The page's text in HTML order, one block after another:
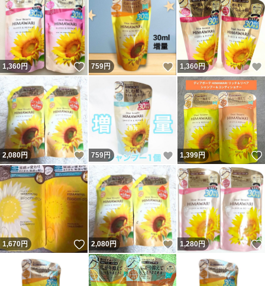
1,360円 いいね！
759円 いいね！
1,360円
2,080円 いいね！
759円 いいね！
1,399円
1,670円 いいね！
2,080円 いいね！
1,280円